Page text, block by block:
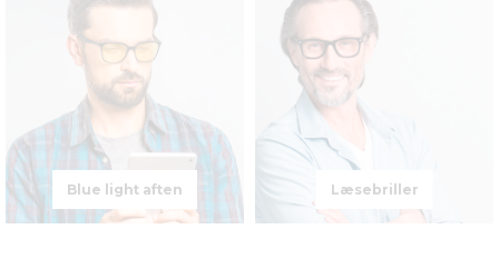
Blue light aften Læsebriller